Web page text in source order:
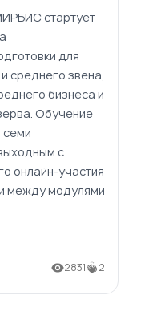
стартует
для
среднего звена,
бизнеса и
Обучение
семи
с
онлайн-участия
между модулями
2831 2